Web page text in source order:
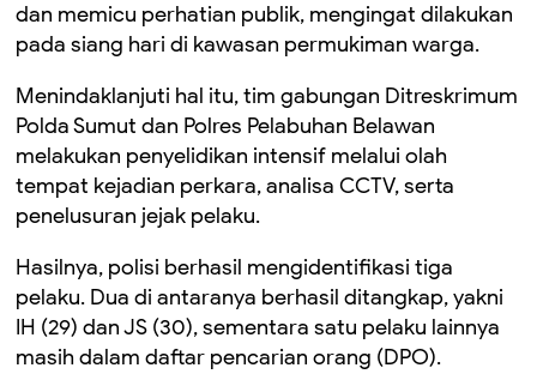
dan memicu perhatian publik, mengingat dilakukan
pada siang hari di kawasan permukiman warga.
Menindaklanjuti hal itu, tim gabungan Ditreskrimum
Polda Sumut dan Polres Pelabuhan Belawan
melakukan penyelidikan intensif melalui olah
tempat kejadian perkara, analisa CCTV, serta
penelusuran jejak pelaku.
Hasilnya, polisi berhasil mengidentifikasi tiga
pelaku. Dua di antaranya berhasil ditangkap, yakni
IH (29) dan JS (30), sementara satu pelaku lainnya
masih dalam daftar pencarian orang (DPO).